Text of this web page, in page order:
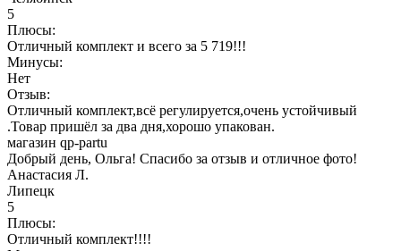
5
Плюсы:
Отличный комплект и всего за 5 719!!!
Минусы:
Нет
Отзыв:
Отличный комплект,всё регулируется,очень устойчивый
.Товар пришёл за два дня,хорошо упакован.
магазин qp-partu
Добрый день, Ольга! Спасибо за отзыв и отличное фото!
Анастасия Л.
Липецк
5
Плюсы:
Отличный комплект!!!!